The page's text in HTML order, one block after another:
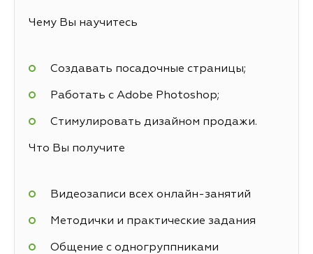
Чему Вы научитесь
Создавать посадочные страницы;
Работать с Adobe Photoshop;
Стимулировать дизайном продажи.
Что Вы получите
Видеозаписи всех онлайн-занятий
Методички и практические задания
Общение с одногруппниками